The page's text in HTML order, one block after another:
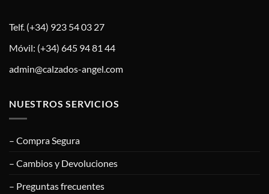
Telf. (+34) 923 54 03 27
Móvil: (+34) 645 94 81 44
admin@calzados-angel.com
NUESTROS SERVICIOS
– Compra Segura
– Cambios y Devoluciones
– Preguntas frecuentes